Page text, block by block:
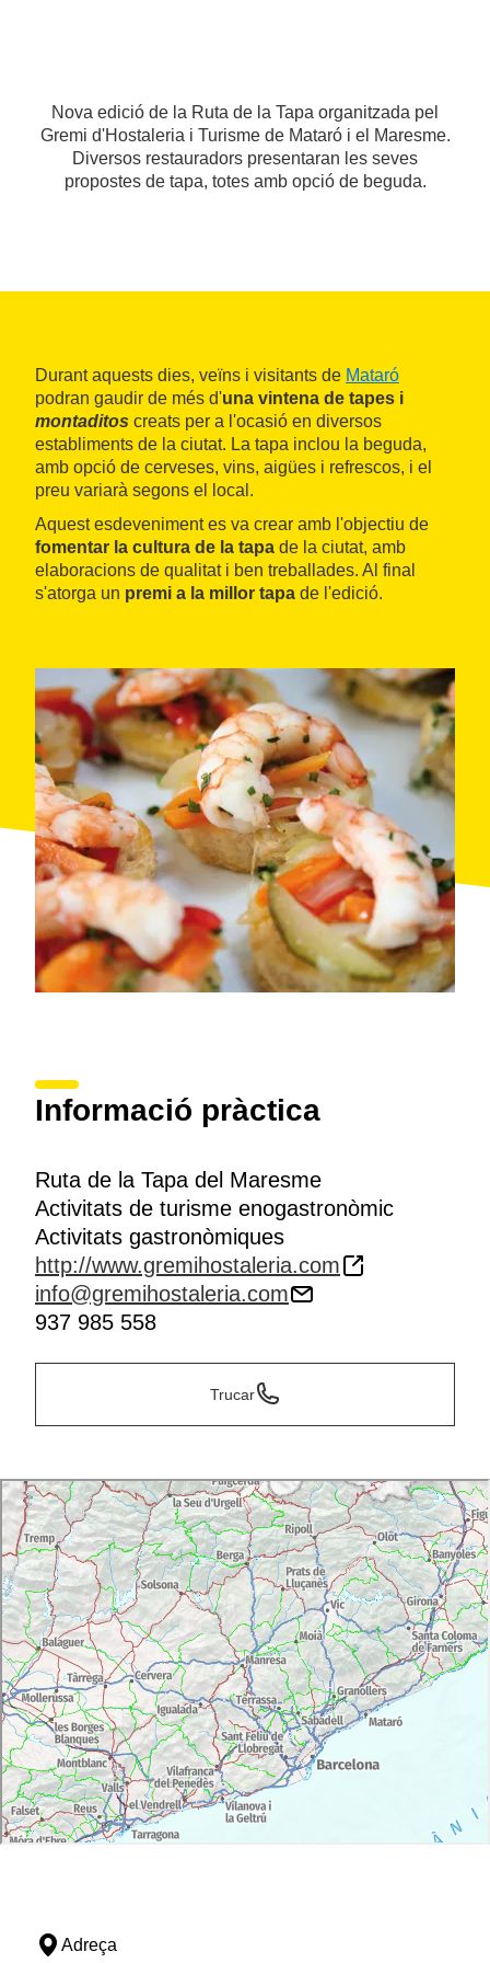
Nova edició de la Ruta de la Tapa organitzada pel
Gremi d'Hostaleria i Turisme de Mataró i el Maresme.
Diversos restauradors presentaran les seves
propostes de tapa, totes amb opció de beguda.
Durant aquests dies, veïns i visitants de Mataró
podran gaudir de més d'una vintena de tapes i
montaditos creats per a l'ocasió en diversos
establiments de la ciutat. La tapa inclou la beguda,
amb opció de cerveses, vins, aigües i refrescos, i el
preu variarà segons el local.
Aquest esdeveniment es va crear amb l'objectiu de
fomentar la cultura de la tapa de la ciutat, amb
elaboracions de qualitat i ben treballades. Al final
s'atorga un premi a la millor tapa de l'edició.
Informació pràctica
Ruta de la Tapa del Maresme
Activitats de turisme enogastronòmic
Activitats gastronòmiques
http://www.gremihostaleria.com
info@gremihostaleria.com
937 985 558
Trucar
Adreça